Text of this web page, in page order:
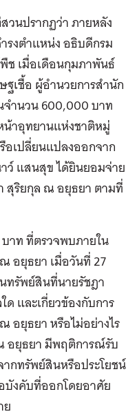
วนปรากฏว่า ภายหลัง
รงตำแหน่ง อธิบดีกรม
ช เมื่อเดือนกุมภาพันธ์
ฐเชื้อ ผู้อำนวยการสำนัก
จำนวน 600,000 บาท
าอุทยานแห่งชาติหมู่
อเปลี่ยนแปลงออกจาก
ว์ แสนสุข ได้ยินยอมจ่าย
สุริยกุล ณ อยุธยา ตามที่
าท ที่ตรวจพบภายใน
อยุธยา เมื่อวันที่ 27
ทรัพย์สินที่นายรัชฎา
และเกี่ยวข้องกับการ
อยุธยา หรือไม่อย่างไร
อยุธยา มีพฤติการณ์รับ
กทรัพย์สินหรือประโยชน์
งคับที่ออกโดยอาศัย